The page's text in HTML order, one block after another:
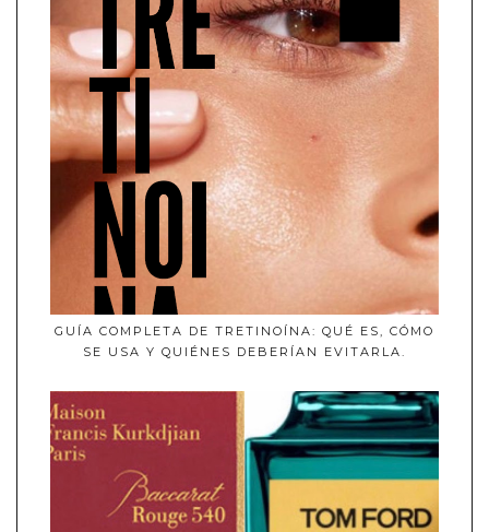
GUÍA COMPLETA DE TRETINOÍNA: QUÉ ES, CÓMO
SE USA Y QUIÉNES DEBERÍAN EVITARLA.